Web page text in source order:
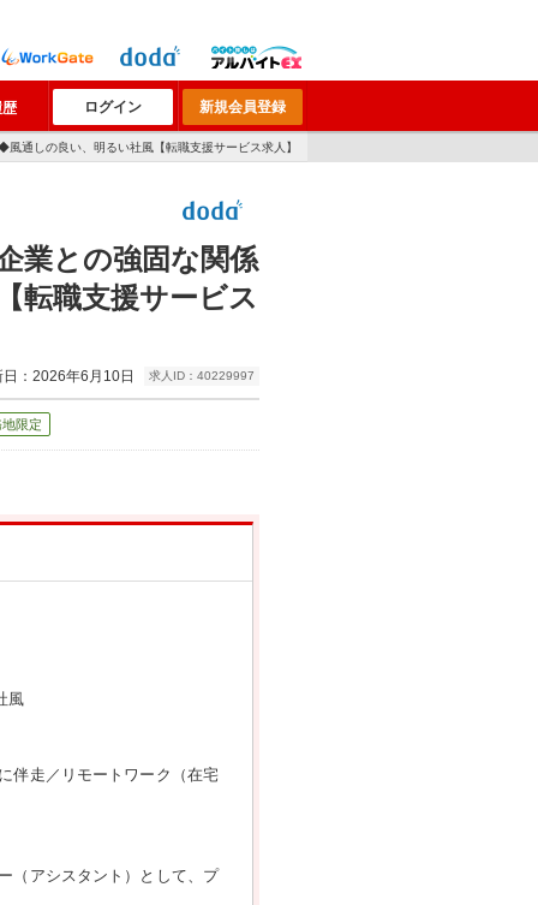
ログイン 新規会員登録
通しの良い、明るい社風【転職支援サービス求人】
業との強固な関係
転職支援サービス
：2026年6月10日 求人ID：40229997
限定
風
伴走／リモートワーク（在宅
（アシスタント）として、プ